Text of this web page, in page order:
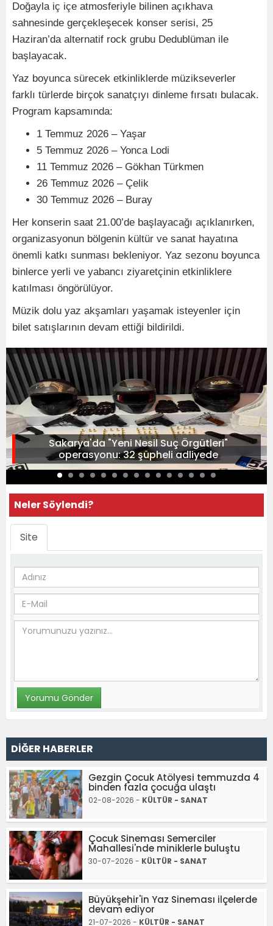
Doğayla iç içe atmosferiyle bilinen açıkhava
sahnesinde gerçekleşecek konser serisi, 25
Haziran’da alternatif rock grubu Dedublüman ile
başlayacak.
Yaz boyunca sürecek etkinliklerde müzikseverler
farklı türlerde birçok sanatçıyı dinleme fırsatı bulacak.
Program kapsamında:
1 Temmuz 2026 – Yaşar
5 Temmuz 2026 – Yonca Lodi
11 Temmuz 2026 – Gökhan Türkmen
26 Temmuz 2026 – Çelik
30 Temmuz 2026 – Buray
Her konserin saat 21.00’de başlayacağı açıklanırken,
organizasyonun bölgenin kültür ve sanat hayatına
önemli katkı sunması bekleniyor. Yaz sezonu boyunca
binlerce yerli ve yabancı ziyaretçinin etkinliklere
katılması öngörülüyor.
Müzik dolu yaz akşamları yaşamak isteyenler için
bilet satışlarının devam ettiği bildirildi.
Sakarya'da "Yeni Nesil Suç Örgütleri"
operasyonu: 32 şüpheli adliyede
Neler Söylendi?
Site
DİĞER HABERLER
Gezgin Çocuk Atölyesi temmuzda 4
binden fazla çocuğa ulaştı
02-08-2026 - KÜLTÜR - SANAT
Çocuk Sineması Semerciler
Mahallesi'nde miniklerle buluştu
30-07-2026 - KÜLTÜR - SANAT
Büyükşehir'in Yaz Sineması ilçelerde
devam ediyor
21-07-2026 - KÜLTÜR - SANAT